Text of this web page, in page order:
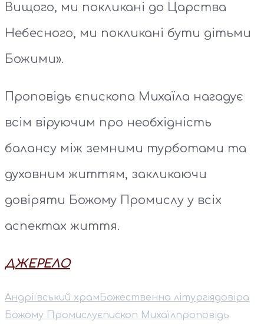
Вищого, ми покликані до Царства
Небесного, ми покликані бути дітьми
Божими».
Проповідь єпископа Михаїла нагадує
всім віруючим про необхідність
балансу між земними турботами та
духовним життям, закликаючи
довіряти Божому Промислу у всіх
аспектах життя.
ДЖЕРЕЛО
Андріївський храм Божественна літургіядовіра
Божому Промислуєпископ Михаїлпроповідь